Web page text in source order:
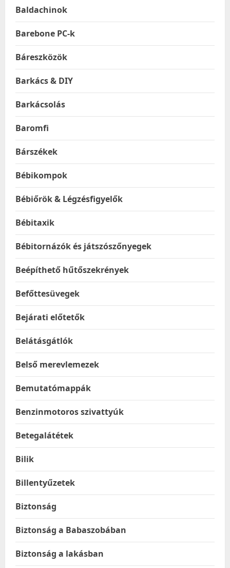
Baldachinok
Barebone PC-k
Báreszközök
Barkács & DIY
Barkácsolás
Baromfi
Bárszékek
Bébikompok
Bébiőrök & Légzésfigyelők
Bébitaxik
Bébitornázók és játszószőnyegek
Beépíthető hűtőszekrények
Befőttesüvegek
Bejárati előtetők
Belátásgátlók
Belső merevlemezek
Bemutatómappák
Benzinmotoros szivattyúk
Betegalátétek
Bilik
Billentyűzetek
Biztonság
Biztonság a Babaszobában
Biztonság a lakásban